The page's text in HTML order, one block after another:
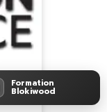
Formation
Blokiwood